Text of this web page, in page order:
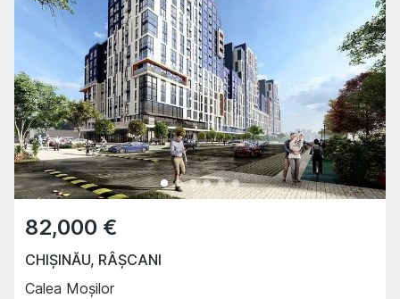
82,000 €
CHIȘINĂU, RÂȘCANI
Calea Moșilor